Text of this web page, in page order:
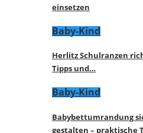
einsetzen
Baby-Kind
Herlitz Schulranzen
Tipps und…
Baby-Kind
Babybettumrandung
gestalten – praktische